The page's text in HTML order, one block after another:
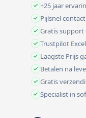
+25 jaar
Pijlsnel contact
Gratis support
Trustpilot
Laagste Prijs
Betalen na
Gratis
Specialist in